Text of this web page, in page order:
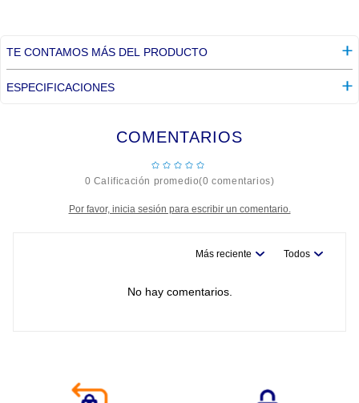
TE CONTAMOS MÁS DEL PRODUCTO
ESPECIFICACIONES
COMENTARIOS
☆☆☆☆
☆
0 Calificación promedio(0 comentarios)
Por favor, inicia sesión para escribir un comentario.
Más reciente Todos
No hay comentarios.